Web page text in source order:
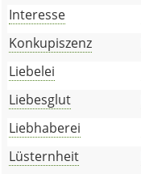
Interesse
Konkupiszenz
Liebelei
Liebesglut
Liebhaberei
Lüsternheit